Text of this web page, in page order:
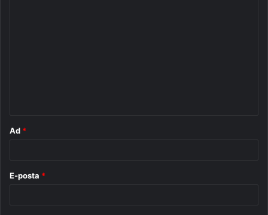
Ad *
E-posta *